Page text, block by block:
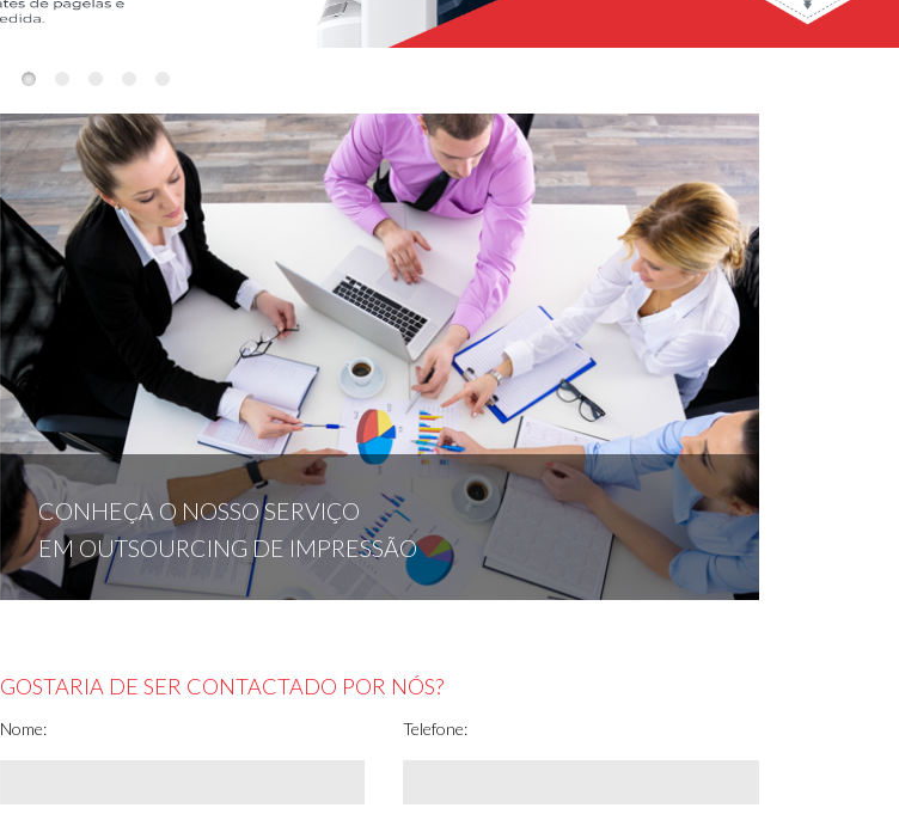
CONHEÇA O NOSSO SERVIÇO
EM OUTSOURCING DE IMPRESSÃO
GOSTARIA DE SER CONTACTADO POR NÓS?
Nome: Telefone: